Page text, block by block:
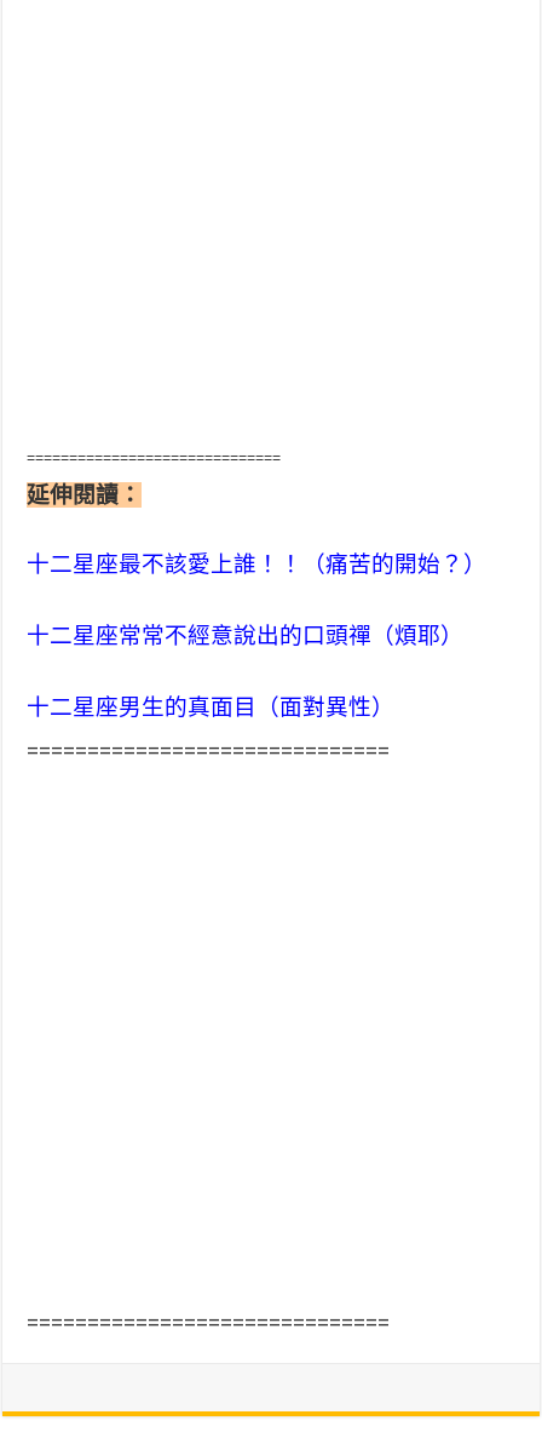
==============================
延伸閱讀：
十二星座最不該愛上誰！！（痛苦的開始？）
十二星座常常不經意說出的口頭禪（煩耶）
十二星座男生的真面目（面對異性）
==============================
==============================